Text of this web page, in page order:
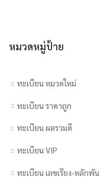
หมวดหมู่ป้าย
ทะเบียน หมวดใหม่
ทะเบียน ราคาถูก
ทะเบียน ผลรวมดี
ทะเบียน VIP
ทะเบียน เลขเรียง-หลักพัน